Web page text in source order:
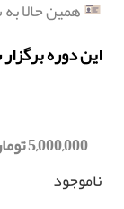
همین حالا
این دوره
5,000,000
ناموجود